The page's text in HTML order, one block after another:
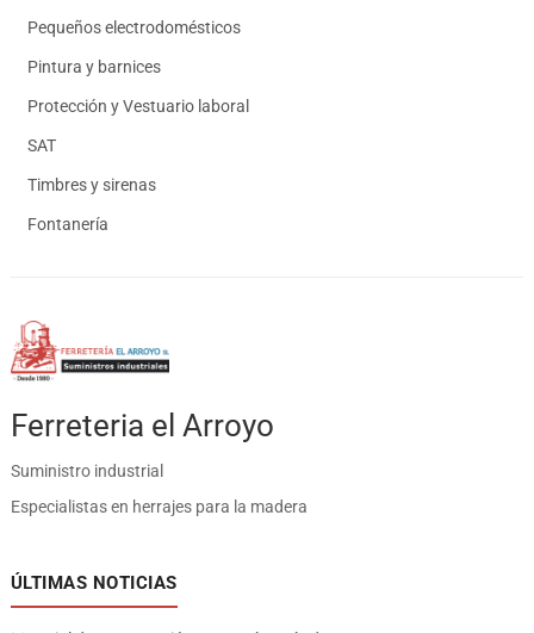
Pequeños electrodomésticos
Pintura y barnices
Protección y Vestuario laboral
SAT
Timbres y sirenas
Fontanería
Ferreteria el Arroyo
Suministro industrial
Especialistas en herrajes para la madera
ÚLTIMAS NOTICIAS